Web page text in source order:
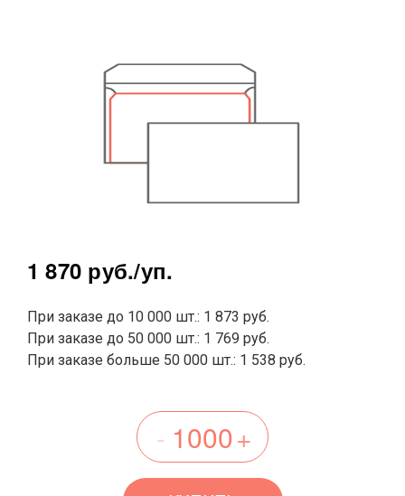
1 870 руб./уп.
При заказе до 10 000 шт.: 1 873 руб.
При заказе до 50 000 шт.: 1 769 руб.
При заказе больше 50 000 шт.: 1 538 руб.